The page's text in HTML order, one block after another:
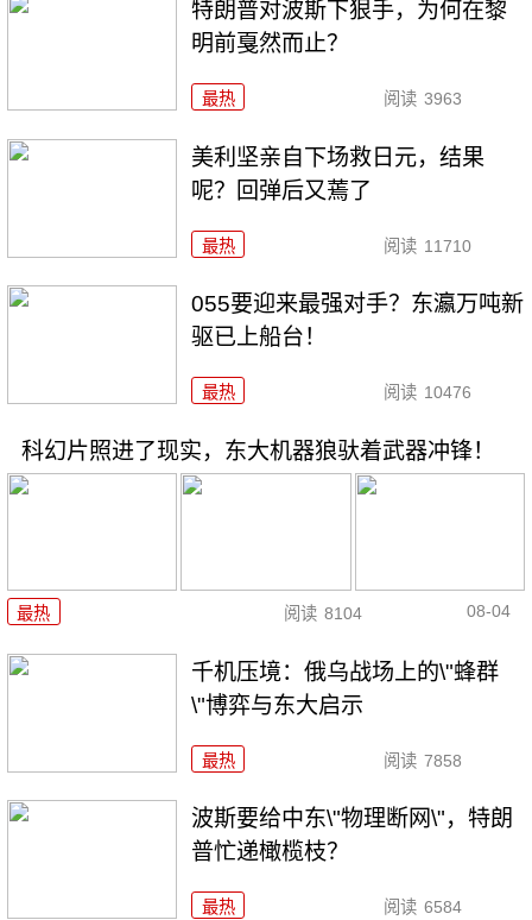
特朗普对波斯下狠手，为何在黎
明前戛然而止？
最热 阅读 3963
美利坚亲自下场救日元，结果
呢？回弹后又蔫了
最热 阅读 11710
055要迎来最强对手？东瀛万吨新
驱已上船台！
最热 阅读 10476
科幻片照进了现实，东大机器狼驮着武器冲锋！
最热 阅读 8104 08-04
千机压境：俄乌战场上的\"蜂群
\"博弈与东大启示
最热 阅读 7858
波斯要给中东\"物理断网\"，特朗
普忙递橄榄枝？
最热 阅读 6584